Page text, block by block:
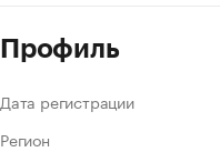
Профиль
Дата регистрации
Регион